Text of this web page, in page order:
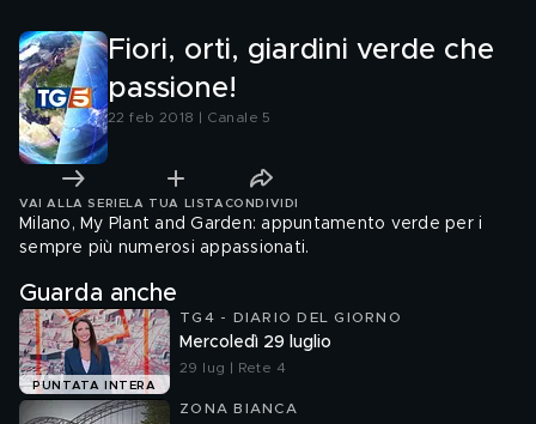
Fiori, orti, giardini verde che
passione!
22 feb 2018 | Canale 5
VAI ALLA SERIE LA TUA LISTA CONDIVIDI
Milano, My Plant and Garden: appuntamento verde per i
sempre più numerosi appassionati.
Guarda anche
PUNTATA INTERA
TG4 - DIARIO DEL GIORNO
Mercoledì 29 luglio
29 lug | Rete 4
ZONA BIANCA